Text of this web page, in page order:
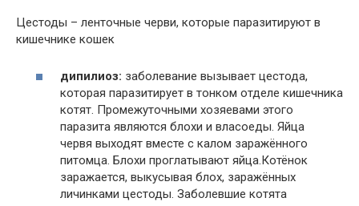
Цестоды – ленточные черви, которые паразитируют в
кишечнике кошек
дипилиоз: заболевание вызывает цестода,
которая паразитирует в тонком отделе кишечника
котят. Промежуточными хозяевами этого
паразита являются блохи и власоеды. Яйца
червя выходят вместе с калом заражённого
питомца. Блохи проглатывают яйца.Котёнок
заражается, выкусывая блох, заражённых
личинками цестоды. Заболевшие котята